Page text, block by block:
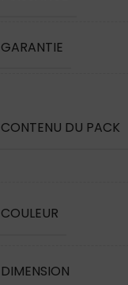
GARANTIE
CONTENU DU PACK
COULEUR
DIMENSION